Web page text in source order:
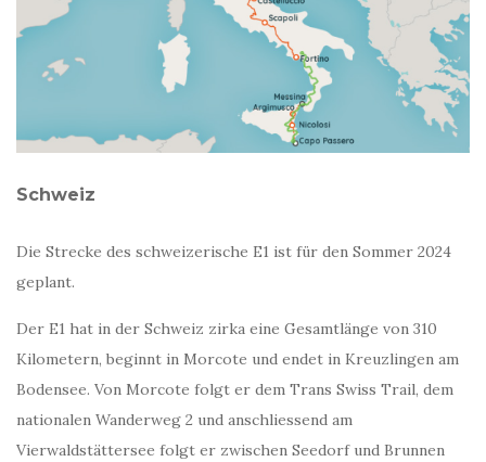
Schweiz
Die Strecke des schweizerische E1 ist für den Sommer 2024
geplant.
Der E1 hat in der Schweiz zirka eine Gesamtlänge von 310
Kilometern, beginnt in Morcote und endet in Kreuzlingen am
Bodensee. Von Morcote folgt er dem Trans Swiss Trail, dem
nationalen Wanderweg 2 und anschliessend am
Vierwaldstättersee folgt er zwischen Seedorf und Brunnen